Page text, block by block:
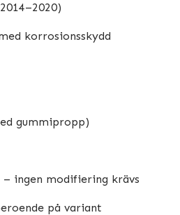
korrosionsskydd
gummipropp)
ingen modifiering krävs
på variant